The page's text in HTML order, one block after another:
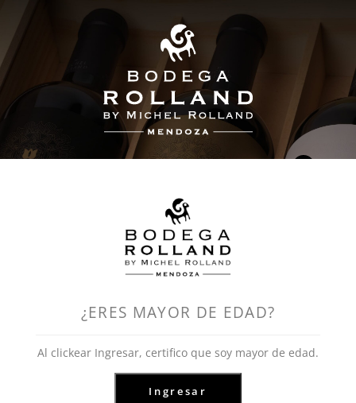
Tienda
¿ERES MAYOR DE EDAD?
Al clickear Ingresar, certifico que soy mayor de edad.
Ingresar